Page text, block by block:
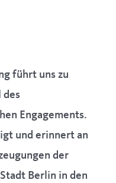
führt uns zu
des
Engagements.
und erinnert an
der
Berlin in den